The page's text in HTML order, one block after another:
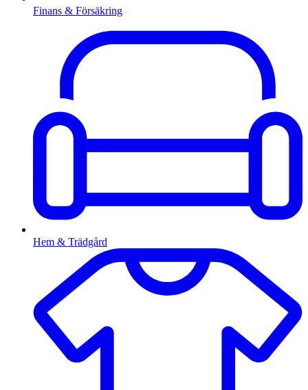
Finans & Försäkring
Hem & Trädgård